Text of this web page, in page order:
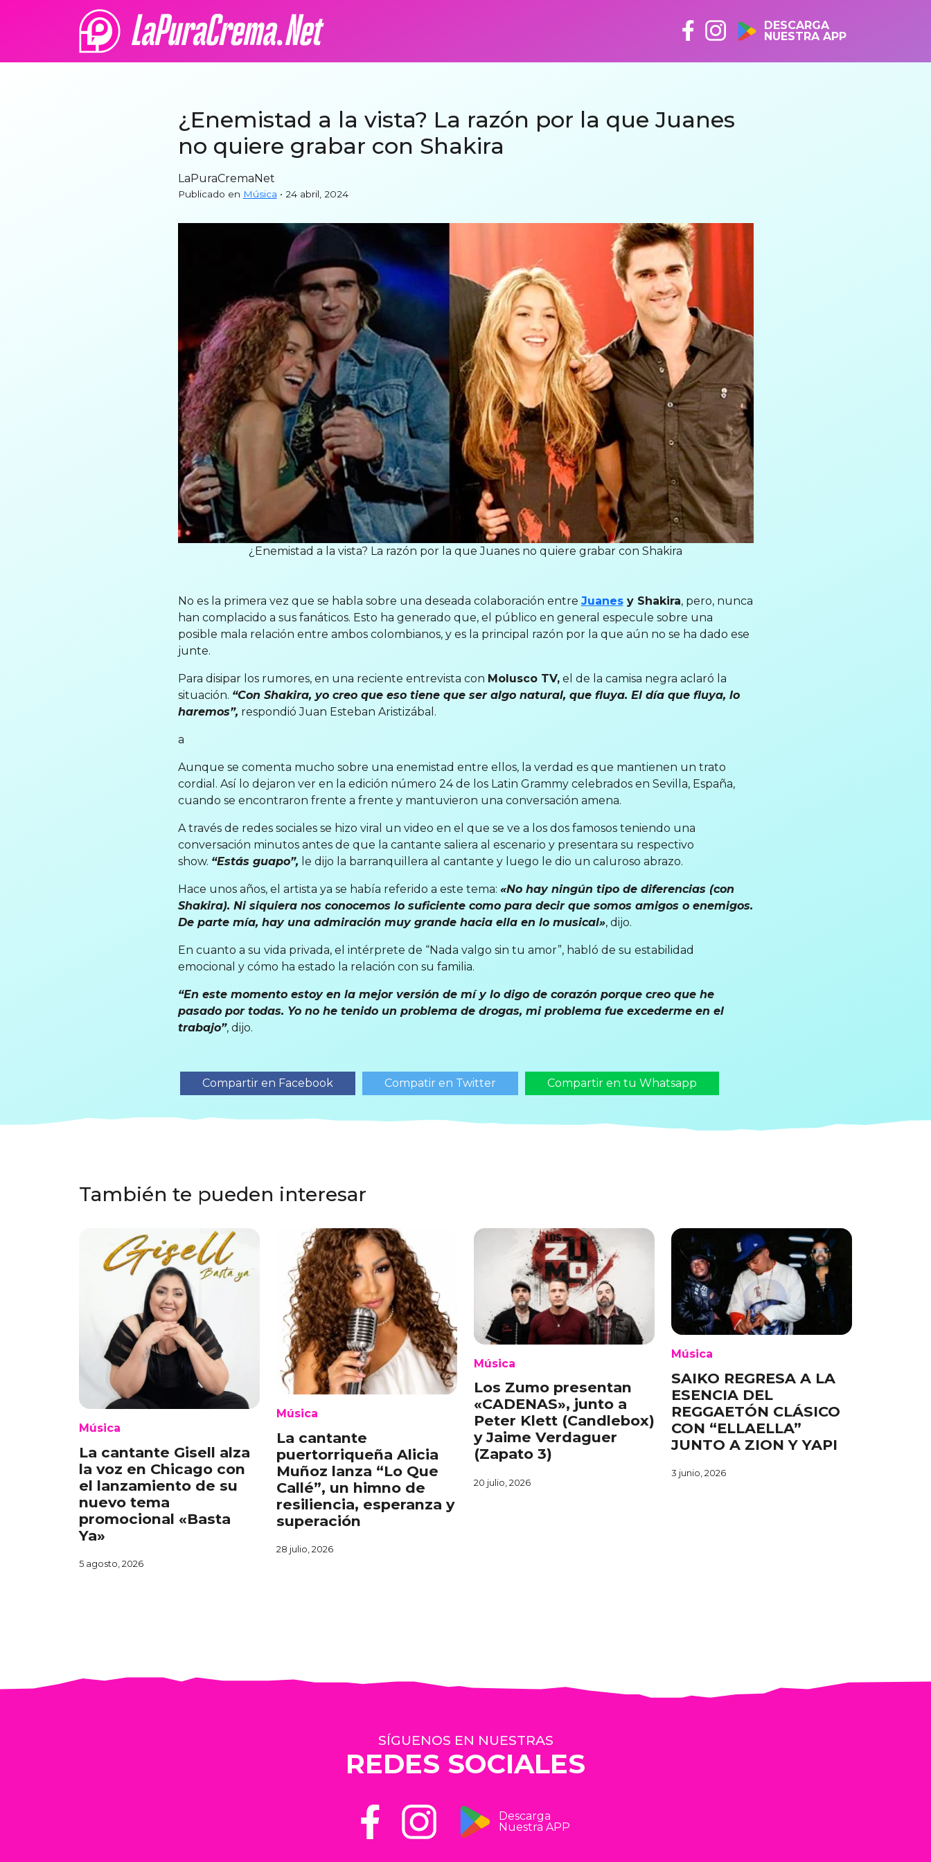
DESCARGA
NUESTRA APP
¿Enemistad a la vista? La razón por la que Juanes
no quiere grabar con Shakira
LaPuraCremaNet
Publicado en Música • 24 abril, 2024
¿Enemistad a la vista? La razón por la que Juanes no quiere grabar con Shakira
No es la primera vez que se habla sobre una deseada colaboración entre Juanesy Shakira, pero, nunca
han complacido a sus fanáticos. Esto ha generado que, el público en general especule sobre una
posible mala relación entre ambos colombianos, y es la principal razón por la que aún no se ha dado ese
junte.
Para disipar los rumores, en una reciente entrevista con Molusco TV,el de la camisa negra aclaró la
situación. “Con Shakira, yo creo que eso tiene que ser algo natural, que fluya. El día que fluya, lo
haremos”, respondió Juan Esteban Aristizábal.
a
Aunque se comenta mucho sobre una enemistad entre ellos, la verdad es que mantienen un trato
cordial. Así lo dejaron ver en la edición número 24 de los Latin Grammy celebrados en Sevilla, España,
cuando se encontraron frente a frente y mantuvieron una conversación amena.
A través de redes sociales se hizo viral un video en el que se ve a los dos famosos teniendo una
conversación minutos antes de que la cantante saliera al escenario y presentara su respectivo
show. “Estás guapo”, le dijo la barranquillera al cantante y luego le dio un caluroso abrazo.
Hace unos años, el artista ya se había referido a este tema: «No hay ningún tipo de diferencias (con
Shakira). Ni siquiera nos conocemos lo suficiente como para decir que somos amigos o enemigos.
De parte mía, hay una admiración muy grande hacia ella en lo musical», dijo.
En cuanto a su vida privada, el intérprete de “Nada valgo sin tu amor”, habló de su estabilidad
emocional y cómo ha estado la relación con su familia.
“En este momento estoy en la mejor versión de mí y lo digo de corazón porque creo que he
pasado por todas. Yo no he tenido un problema de drogas, mi problema fue excederme en el
trabajo”, dijo.
Compartir en Facebook Compatir en Twitter Compartir en tu Whatsapp
También te pueden interesar
Música
La cantante Gisell alza
la voz en Chicago con
el lanzamiento de su
nuevo tema
promocional «Basta
Ya»
5 agosto, 2026
Música
La cantante
puertorriqueña Alicia
Muñoz lanza “Lo Que
Callé”, un himno de
resiliencia, esperanza y
superación
28 julio, 2026
Música
Los Zumo presentan
«CADENAS», junto a
Peter Klett (Candlebox)
y Jaime Verdaguer
(Zapato 3)
20 julio, 2026
Música
SAIKO REGRESA A LA
ESENCIA DEL
REGGAETÓN CLÁSICO
CON “ELLAELLA”
JUNTO A ZION Y YAPI
3 junio, 2026
SÍGUENOS EN NUESTRAS
REDES SOCIALES
Descarga
Nuestra APP